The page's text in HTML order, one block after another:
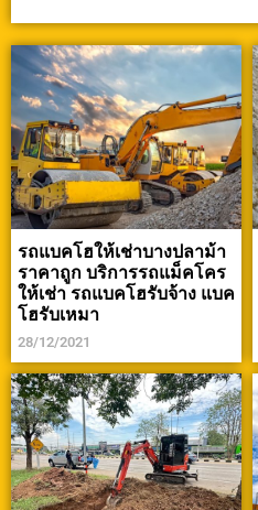
รถแบคโฮให้เช่าบางปลาม้า
ราคาถูก บริการรถแม็คโคร
ให้เช่า รถแบคโฮรับจ้าง แบค
โฮรับเหมา
28/12/2021